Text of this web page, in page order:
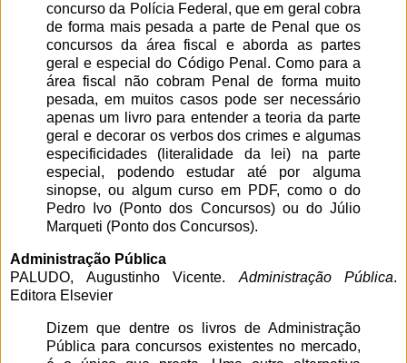
concurso da Polícia Federal, que em geral cobra
de forma mais pesada a parte de Penal que os
concursos da área fiscal e aborda as partes
geral e especial do Código Penal. Como para a
área fiscal não cobram Penal de forma muito
pesada, em muitos casos pode ser necessário
apenas um livro para entender a teoria da parte
geral e decorar os verbos dos crimes e algumas
especificidades (literalidade da lei) na parte
especial, podendo estudar até por alguma
sinopse, ou algum curso em PDF, como o do
Pedro Ivo (Ponto dos Concursos) ou do Júlio
Marqueti (Ponto dos Concursos).
Administração Pública
PALUDO, Augustinho Vicente. Administração Pública.
Editora Elsevier
Dizem que dentre os livros de Administração
Pública para concursos existentes no mercado,